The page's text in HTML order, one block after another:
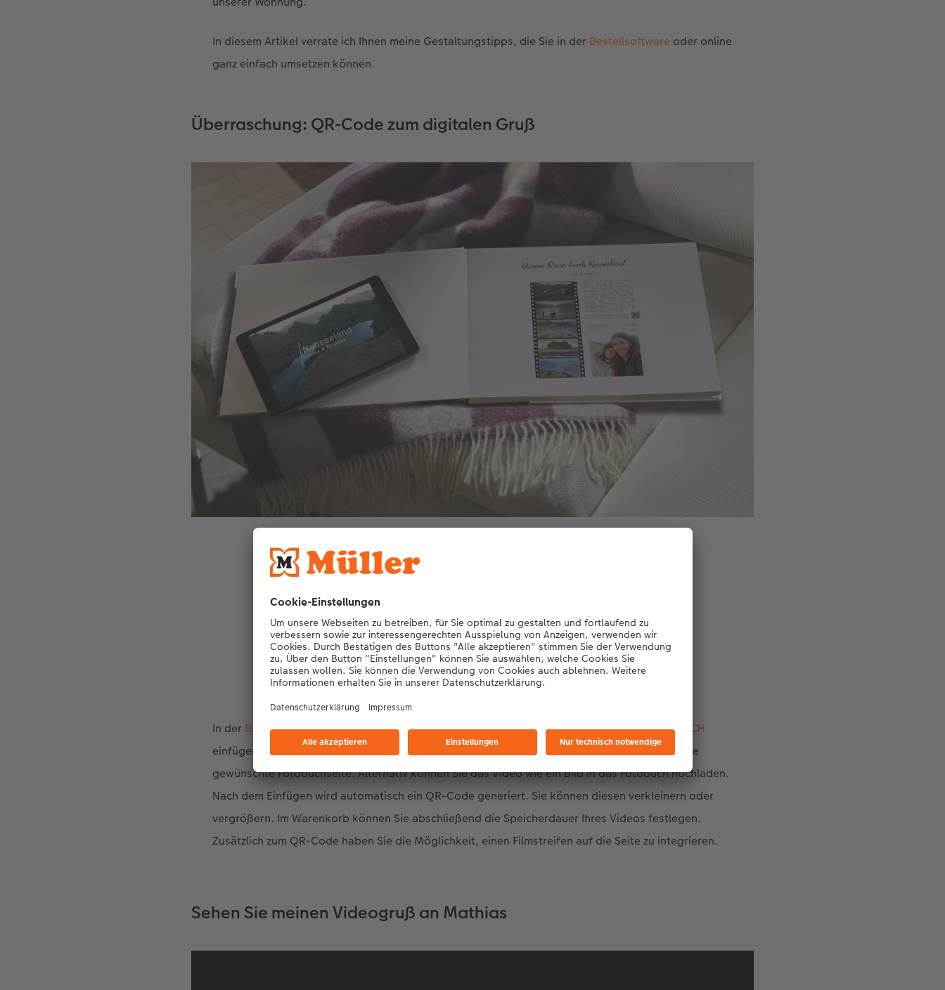
In diesem Artikel verrate ich Ihnen meine Gestaltungstipps, die Sie in der Bestellsoftware oder online
ganz einfach umsetzen können.
Überraschung: QR-Code zum digitalen Gruß
Mit einem Videogruß überbringe ich Mathias gleich zu Beginn eine herzliche (Liebes-)Botschaft.
Ihr CEWE FOTOBUCH direkt erstellen.
Jetzt gestalten
In der Bestellsoftwarekönnen Sie Ihr persönliches Video unkompliziert in dasCEWE FOTOBUCH
einfügen: Ziehen Sie Ihre Videobotschaft mit gedrückter Maustaste von Ihrem Desktop auf die
gewünschte Fotobuchseite. Alternativ können Sie das Video wie ein Bild in das Fotobuch hochladen.
Nach dem Einfügen wird automatisch ein QR-Code generiert. Sie können diesen verkleinern oder
vergrößern. Im Warenkorb können Sie abschließend die Speicherdauer Ihres Videos festlegen.
Zusätzlich zum QR-Code haben Sie die Möglichkeit, einen Filmstreifen auf die Seite zu integrieren.
Sehen Sie meinen Videogruß an Mathias